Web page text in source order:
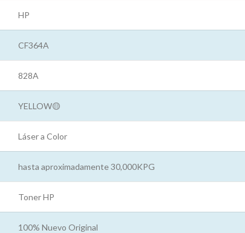
HP
CF364A
828A
YELLOW🟡
Láser a Color
hasta aproximadamente 30,000KPG
Toner HP
100% Nuevo Original